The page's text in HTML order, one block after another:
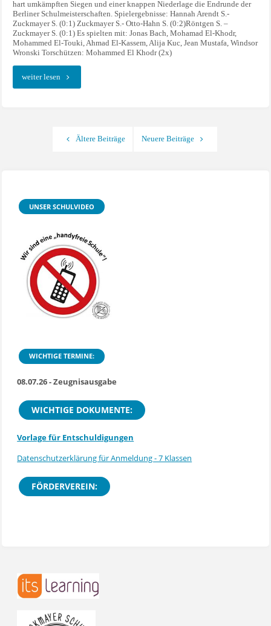
hart umkämpften Siegen und einer knappen Niederlage die Endrunde der
Berliner Schulmeisterschaften. Spielergebnisse: Hannah Arendt S.-
Zuckmayer S. (0:1) Zuckmayer S.- Otto-Hahn S. (0:2)Röntgen S. –
Zuckmayer S. (0:1) Es spielten mit: Jonas Bach, Mohamad El-Khodr,
Mohammed El-Touki, Ahmad El-Kassem, Alija Kuc, Jean Mustafa, Windsor
Wronski Torschützen: Mohammed El Khodr (2x)
weiter lesen"Fußballturnier
Schulen"Ältere Beiträge Neuere Beiträge
UNSER SCHULVIDEO
WICHTIGE TERMINE:
08.07.26 - Zeugnisausgabe
WICHTIGE DOKUMENTE:
Vorlage für Entschuldigungen
Datenschutzerklärung für Anmeldung - 7 Klassen
FÖRDERVEREIN: